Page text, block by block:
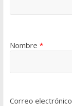
Nombre *
Correo electrónico